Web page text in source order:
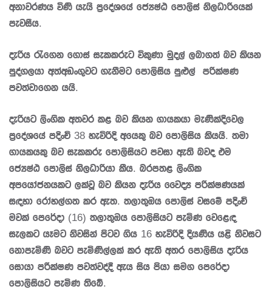
අනාවරණය විණි යැයි ප්‍රදේශයේ ජ්‍යෙෂ්ඨ පොලිස් නිලධාරියෙක්
පැවසීය.
දැරිය රැගෙන ගොස් සැකකරුට විකුණා මුදල් ලබාගත් බව කියන
පුද්ගලයා අත්අඩංගුවට ගැනීමට පොලිසිය පුළුල් පරික්ෂණ
පවත්වාගෙන යයි.
දැරියට ලිංගික අතවර කළ බව කියන ගායකයා මැණික්දිවෙල
ප්‍රදේශයේ පදිංචි 38 හැවිරිදි අයෙකු බව පොලිසිය කියයි. තමා
ගායකයකු බව සැකකරු පොලිසියට පවසා ඇති බවද එම
ජ්‍යෙෂ්ඨ පොලිස් නිලධාරියා කීය. බරපතළ ලිංගික
අපයෝජනයකට ලක්වූ බව කියන දැරිය වෛද්‍ය පරික්ෂණයක්
සඳහා රෝහල්ගත කර ඇත. තලාතුඔය පොලිස් වසමේ පදිංචි
මවක් පෙරේදා (16) තලාතුඔය පොලිසියට පැමිණ වෙළෙඳ
සැලකට යෑමට නිවසින් පිටව ගිය 16 හැවිරිදි දියණිය යළි නිවසට
නොපැමිණි බවට පැමිණිල්ලක් කර ඇති අතර පොලිසිය දැරිය
සොයා පරීක්ෂණ පවත්වද්දී ඇය සිය පියා සමග පෙරේදා
පොලිසියට පැමිණ තිබේ.